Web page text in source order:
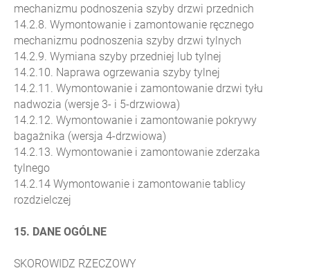
mechanizmu podnoszenia szyby drzwi przednich
14.2.8. Wymontowanie i zamontowanie ręcznego
mechanizmu podnoszenia szyby drzwi tylnych
14.2.9. Wymiana szyby przedniej lub tylnej
14.2.10. Naprawa ogrzewania szyby tylnej
14.2.11. Wymontowanie i zamontowanie drzwi tyłu
nadwozia (wersje 3- i 5-drzwiowa)
14.2.12. Wymontowanie i zamontowanie pokrywy
bagażnika (wersja 4-drzwiowa)
14.2.13. Wymontowanie i zamontowanie zderzaka
tylnego
14.2.14 Wymontowanie i zamontowanie tablicy
rozdzielczej
15. DANE OGÓLNE
SKOROWIDZ RZECZOWY